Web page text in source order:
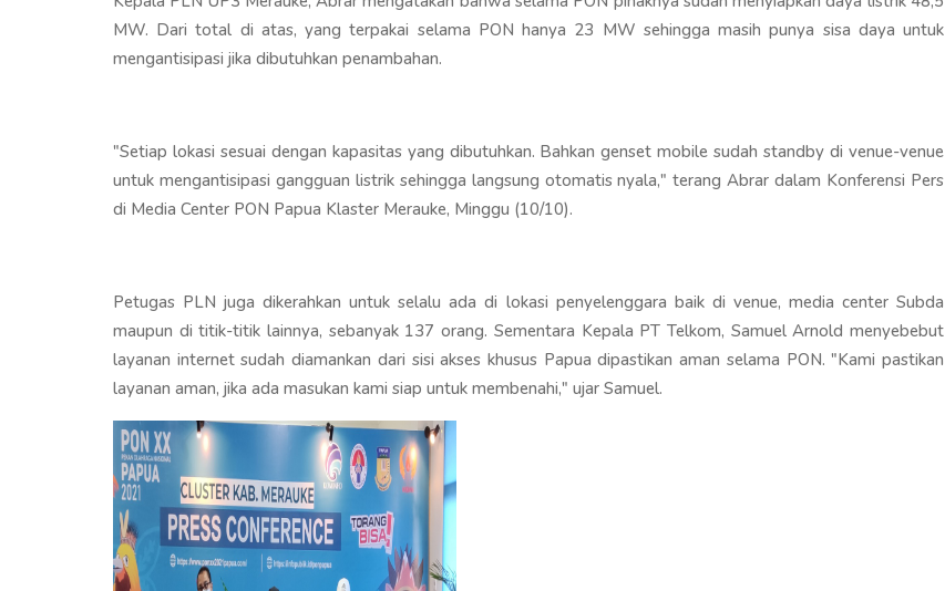
MW. Dari total di atas, yang terpakai selama PON hanya 23 MW sehingga masih punya sisa daya untuk
mengantisipasi jika dibutuhkan penambahan.
"Setiap lokasi sesuai dengan kapasitas yang dibutuhkan. Bahkan genset mobile sudah standby di venue-venue
untuk mengantisipasi gangguan listrik sehingga langsung otomatis nyala," terang Abrar dalam Konferensi Pers
di Media Center PON Papua Klaster Merauke, Minggu (10/10).
Petugas PLN juga dikerahkan untuk selalu ada di lokasi penyelenggara baik di venue, media center Subda
maupun di titik-titik lainnya, sebanyak 137 orang. Sementara Kepala PT Telkom, Samuel Arnold menyebebut
layanan internet sudah diamankan dari sisi akses khusus Papua dipastikan aman selama PON. "Kami pastikan
layanan aman, jika ada masukan kami siap untuk membenahi," ujar Samuel.